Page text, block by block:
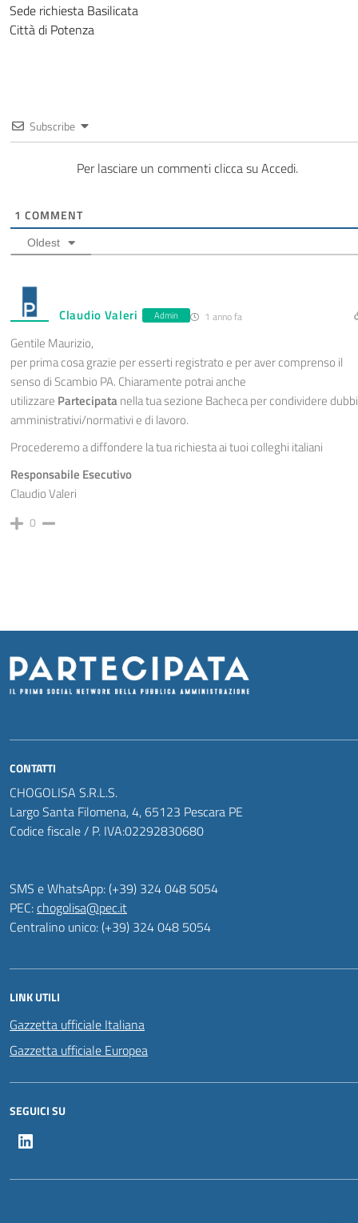
Sede richiesta Basilicata
Città di Potenza
Subscribe
Per lasciare un commenti clicca su Accedi.
1 COMMENT
Oldest
Claudio Valeri Admin 1 anno fa
Gentile Maurizio,
per prima cosa grazie per esserti registrato e per aver comprenso il
senso di Scambio PA. Chiaramente potrai anche
utilizzare Partecipatanella tua sezione Bacheca per condividere dubbi
amministrativi/normativi e di lavoro.
Procederemo a diffondere la tua richiesta ai tuoi colleghi italiani
Responsabile Esecutivo
Claudio Valeri
0
CONTATTI
CHOGOLISA S.R.L.S.
Largo Santa Filomena, 4, 65123 Pescara PE
Codice fiscale / P. IVA:02292830680
SMS e WhatsApp: (+39) 324 048 5054
PEC:chogolisa@pec.it
Centralino unico: (+39) 324 048 5054
LINK UTILI
Gazzetta ufficiale Italiana
Gazzetta ufficiale Europea
SEGUICI SU